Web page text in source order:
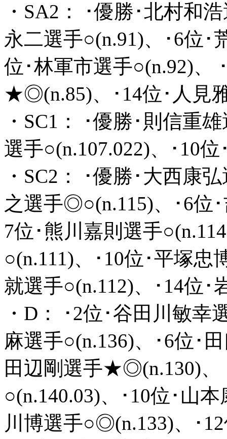
・SA2： ･優勝･北村和
永二選手○(n.91)、･6位･
位･林軍市選手○(n.92)、
★◎(n.85)、･14位･人見
・SC1： ･優勝･則信重
選手○(n.107.022)、･10
・SC2： ･優勝･大西康
之選手◎○(n.115)、･6位
7位･熊川嘉則選手
○(n.111)、･10位･平塚忠
就選手○(n.112)、･14位
・D： ･2位･谷田川敏幸
麻選手○(n.136)、･6位･
田辺剛選手★◎(n.130)、
○(n.140.03)、･10位･山
川博選手○◎(n.133)、･